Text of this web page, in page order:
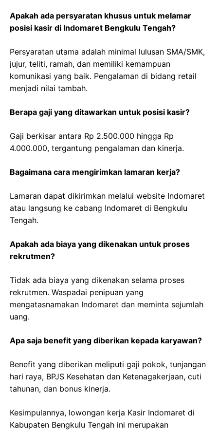
Apakah ada persyaratan khusus untuk melamar
posisi kasir di Indomaret Bengkulu Tengah?
Persyaratan utama adalah minimal lulusan SMA/SMK,
jujur, teliti, ramah, dan memiliki kemampuan
komunikasi yang baik. Pengalaman di bidang retail
menjadi nilai tambah.
Berapa gaji yang ditawarkan untuk posisi kasir?
Gaji berkisar antara Rp 2.500.000 hingga Rp
4.000.000, tergantung pengalaman dan kinerja.
Bagaimana cara mengirimkan lamaran kerja?
Lamaran dapat dikirimkan melalui website Indomaret
atau langsung ke cabang Indomaret di Bengkulu
Tengah.
Apakah ada biaya yang dikenakan untuk proses
rekrutmen?
Tidak ada biaya yang dikenakan selama proses
rekrutmen. Waspadai penipuan yang
mengatasnamakan Indomaret dan meminta sejumlah
uang.
Apa saja benefit yang diberikan kepada karyawan?
Benefit yang diberikan meliputi gaji pokok, tunjangan
hari raya, BPJS Kesehatan dan Ketenagakerjaan, cuti
tahunan, dan bonus kinerja.
Kesimpulannya, lowongan kerja Kasir Indomaret di
Kabupaten Bengkulu Tengah ini merupakan